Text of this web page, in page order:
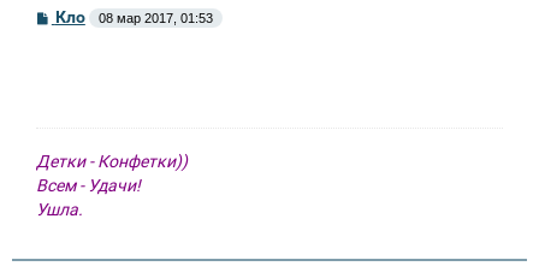
СКло 08 мар 2017, 01:53
Детки - Конфетки))
Всем - Удачи!
Ушла.